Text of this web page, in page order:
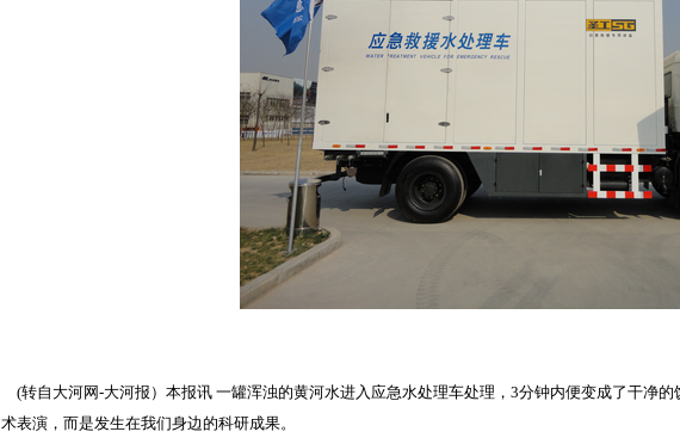
(转自大河网-大河报）本报讯 一罐浑浊的黄河水进入应急水处理车处理，3分钟内便变成了干净
术表演，而是发生在我们身边的科研成果。